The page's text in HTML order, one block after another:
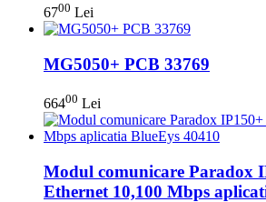
6700 Lei
MG5050+ PCB 33769
66400 Lei
Modul comunicare Paradox
Ethernet 10,100 Mbps